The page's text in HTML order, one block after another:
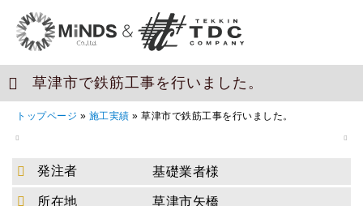
草津市で鉄筋工事を行いました。
トップページ » 施工実績 » 草津市で鉄筋工事を行いました。
発注者 基礎業者様
所在地 草津市矢橋